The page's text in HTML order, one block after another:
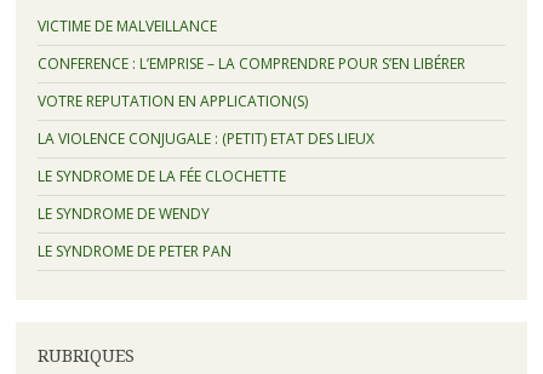
VICTIME DE MALVEILLANCE
CONFERENCE : L’EMPRISE – LA COMPRENDRE POUR S’EN LIBÉRER
VOTRE REPUTATION EN APPLICATION(S)
LA VIOLENCE CONJUGALE : (PETIT) ETAT DES LIEUX
LE SYNDROME DE LA FÉE CLOCHETTE
LE SYNDROME DE WENDY
LE SYNDROME DE PETER PAN
RUBRIQUES